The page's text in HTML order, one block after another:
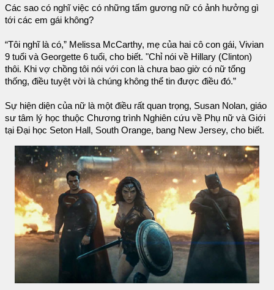
Các sao có nghĩ việc có những tấm gương nữ có ảnh hưởng gì
tới các em gái không?
“Tôi nghĩ là có,” Melissa McCarthy, mẹ của hai cô con gái, Vivian
9 tuổi và Georgette 6 tuổi, cho biết. "Chỉ nói về Hillary (Clinton)
thôi. Khi vợ chồng tôi nói với con là chưa bao giờ có nữ tổng
thống, điều tuyệt vời là chúng không thể tin được điều đó.”
Sự hiện diện của nữ là một điều rất quan trọng, Susan Nolan, giáo
sư tâm lý học thuộc Chương trình Nghiên cứu về Phụ nữ và Giới
tại Đại học Seton Hall, South Orange, bang New Jersey, cho biết.